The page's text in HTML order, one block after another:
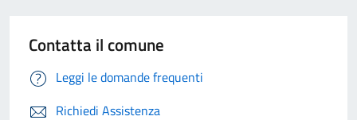
Contatta il comune
Leggi le domande frequenti
Richiedi Assistenza